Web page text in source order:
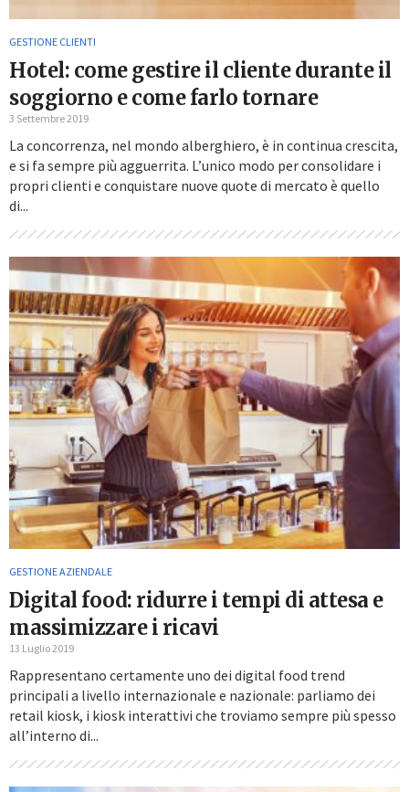
GESTIONE CLIENTI
Hotel: come gestire il cliente durante il
soggiorno e come farlo tornare
3 Settembre 2019
La concorrenza, nel mondo alberghiero, è in continua crescita,
e si fa sempre più agguerrita. L’unico modo per consolidare i
propri clienti e conquistare nuove quote di mercato è quello
di...
GESTIONE AZIENDALE
Digital food: ridurre i tempi di attesa e
massimizzare i ricavi
13 Luglio 2019
Rappresentano certamente uno dei digital food trend
principali a livello internazionale e nazionale: parliamo dei
retail kiosk, i kiosk interattivi che troviamo sempre più spesso
all’interno di...